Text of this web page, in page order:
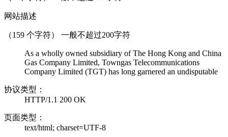
网站描述
（159 个字符） 一般不超过200字符
As a wholly owned subsidiary of The Hong Kong and China
Gas Company Limited, Towngas Telecommunications
Company Limited (TGT) has long garnered an undisputable
协议类型：
HTTP/1.1 200 OK
页面类型：
text/html; charset=UTF-8